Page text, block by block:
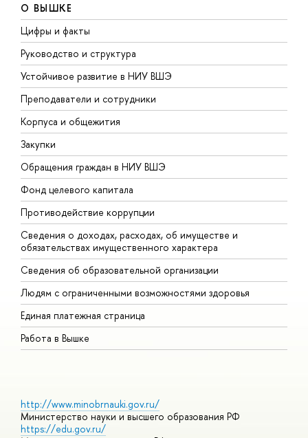
О ВЫШКЕ
Цифры и факты
Руководство и структура
Устойчивое развитие в НИУ ВШЭ
Преподаватели и сотрудники
Корпуса и общежития
Закупки
Обращения граждан в НИУ ВШЭ
Фонд целевого капитала
Противодействие коррупции
Сведения о доходах, расходах, об имуществе и
обязательствах имущественного характера
Сведения об образовательной организации
Людям с ограниченными возможностями здоровья
Единая платежная страница
Работа в Вышке
http://www.minobrnauki.gov.ru/
Министерство науки и высшего образования РФ
https://edu.gov.ru/